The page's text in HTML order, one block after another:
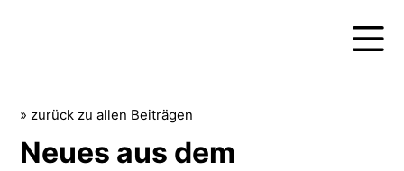
» zurück zu allen Beiträgen
Neues aus dem